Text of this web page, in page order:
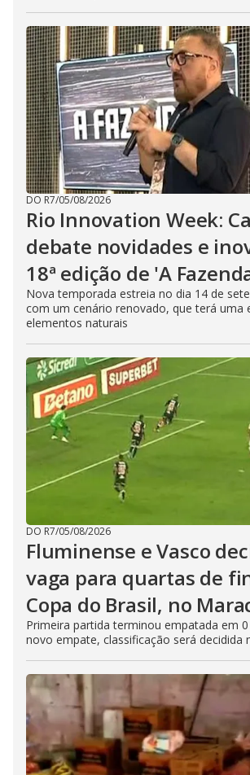
DO R7/05/08/2026
Rio Innovation Week:
debate novidades e
18ª edição de 'A
Nova temporada estreia no dia 14 de
com um cenário renovado, que terá uma
elementos naturais
DO R7/05/08/2026
Fluminense e Vasco
vaga para quartas de
Copa do Brasil, no
Primeira partida terminou empatada em
novo empate, classificação será decidida